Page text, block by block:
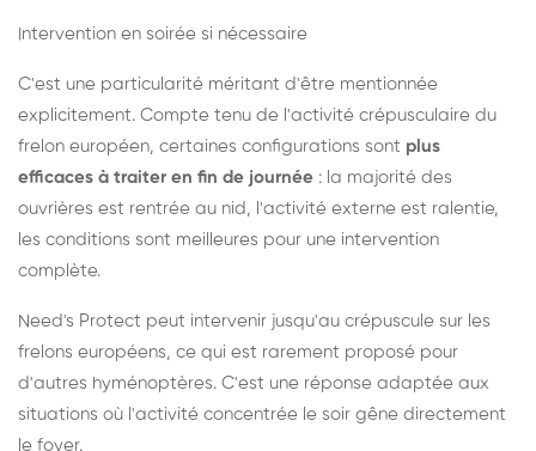
Intervention en soirée si nécessaire
C'est une particularité méritant d'être mentionnée
explicitement. Compte tenu de l'activité crépusculaire du
frelon européen, certaines configurations sont plus
efficaces à traiter en fin de journée : la majorité des
ouvrières est rentrée au nid, l'activité externe est ralentie,
les conditions sont meilleures pour une intervention
complète.
Need's Protect peut intervenir jusqu'au crépuscule sur les
frelons européens, ce qui est rarement proposé pour
d'autres hyménoptères. C'est une réponse adaptée aux
situations où l'activité concentrée le soir gêne directement
le foyer.